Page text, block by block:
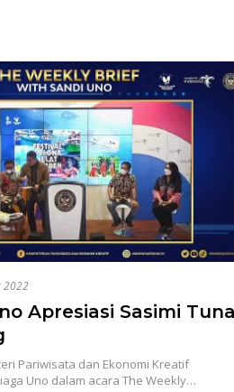
2022
Apresiasi Sasimi Tuna
Pariwisata dan Ekonomi Kreatif
Uno dalam acara The Weekly…